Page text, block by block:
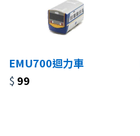
EMU700迴力車
$ 99